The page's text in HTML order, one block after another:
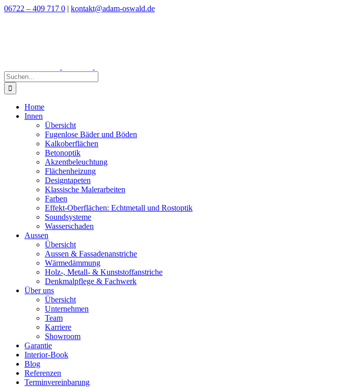
Zum
06722 – 409 717 0 | kontakt@adam-oswald.de
Suche
nach:
Home
Innen
Übersicht
Fugenlose Bäder und Böden
Kalkoberflächen
Betonoptik
Akzentbeleuchtung
Flächenheizung
Designtapeten
Klassische Malerarbeiten
Farben
Effekt-Oberflächen: Echtmetall und Rostoptik
Soundsysteme
Wasserschaden
Aussen
Übersicht
Aussen & Fassadenanstriche
Wärmedämmung
Holz-, Metall- & Kunststoffanstriche
Denkmalpflege & Fachwerk
Über uns
Übersicht
Unternehmen
Team
Karriere
Showroom
Garantie
Interior-Book
Blog
Referenzen
Terminvereinbarung